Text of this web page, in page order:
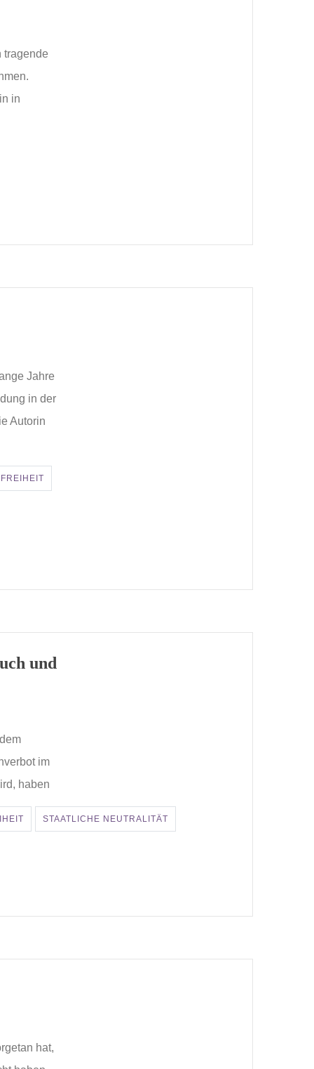
tragende
in
Jahre
in der
Autorin
und
im
haben
STAATLICHE NEUTRALITÄT
hat,